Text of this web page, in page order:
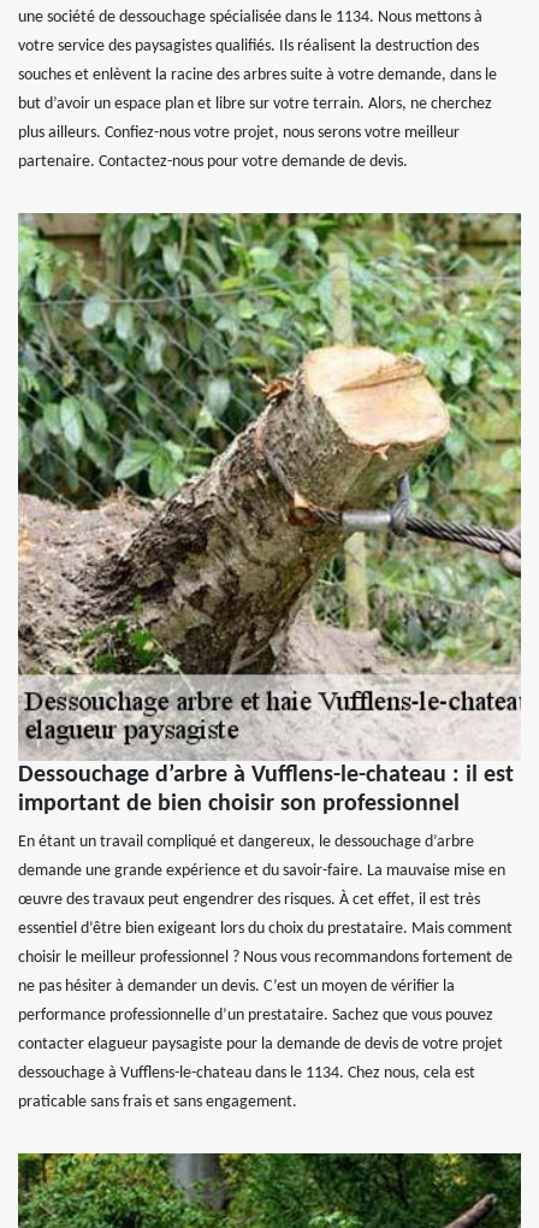
une société de dessouchage spécialisée dans le 1134. Nous mettons à
votre service des paysagistes qualifiés. Ils réalisent la destruction des
souches et enlèvent la racine des arbres suite à votre demande, dans le
but d’avoir un espace plan et libre sur votre terrain. Alors, ne cherchez
plus ailleurs. Confiez-nous votre projet, nous serons votre meilleur
partenaire. Contactez-nous pour votre demande de devis.
Dessouchage d’arbre à Vufflens-le-chateau : il est
important de bien choisir son professionnel
En étant un travail compliqué et dangereux, le dessouchage d’arbre
demande une grande expérience et du savoir-faire. La mauvaise mise en
œuvre des travaux peut engendrer des risques. À cet effet, il est très
essentiel d’être bien exigeant lors du choix du prestataire. Mais comment
choisir le meilleur professionnel ? Nous vous recommandons fortement de
ne pas hésiter à demander un devis. C’est un moyen de vérifier la
performance professionnelle d’un prestataire. Sachez que vous pouvez
contacter elagueur paysagiste pour la demande de devis de votre projet
dessouchage à Vufflens-le-chateau dans le 1134. Chez nous, cela est
praticable sans frais et sans engagement.